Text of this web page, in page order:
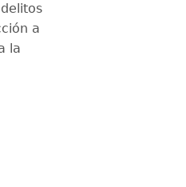
a
la